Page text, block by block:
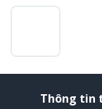
Thông tin